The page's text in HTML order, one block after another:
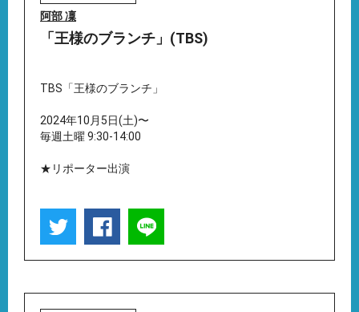
阿部 凜
「王様のブランチ」(TBS)
TBS「王様のブランチ」
2024年10月5日(土)〜
毎週土曜 9:30-14:00
★リポーター出演